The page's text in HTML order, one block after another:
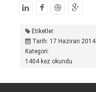
Etiketler:
Tarih: 17 Haziran 2014
Kategori:
1404 kez okundu